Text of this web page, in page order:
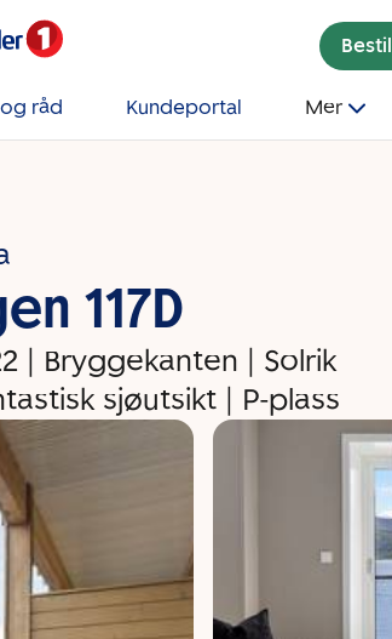
råd Kundeportal Mer
117D
| Bryggekanten | Solrik
sjøutsikt | P-plass